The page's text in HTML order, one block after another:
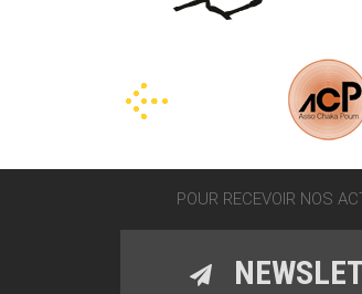
POUR RECEVOIR NOS